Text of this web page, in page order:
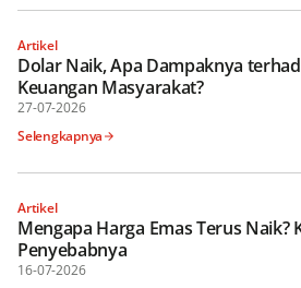
Artikel
Dolar Naik, Apa Dampaknya
Keuangan Masyarakat?
27-07-2026
Selengkapnya
Artikel
Mengapa Harga Emas Terus Naik?
Penyebabnya
16-07-2026